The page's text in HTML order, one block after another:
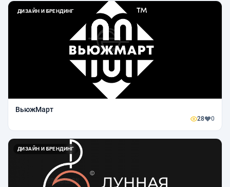
ДИЗАЙН И БРЕНДИНГ
ВьюжМарт
28 0
ДИЗАЙН И БРЕНДИНГ